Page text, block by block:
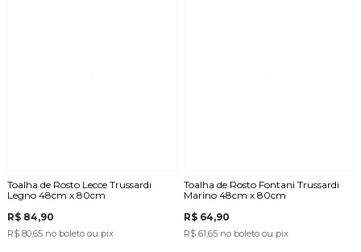
Toalha de Rosto Lecce Trussardi
Legno 48cm x 80cm
R$ 84,90
R$ 80,65 no boleto ou pix
Toalha de Rosto Fontani Trussardi
Marino 48cm x 80cm
R$ 64,90
R$ 61,65 no boleto ou pix